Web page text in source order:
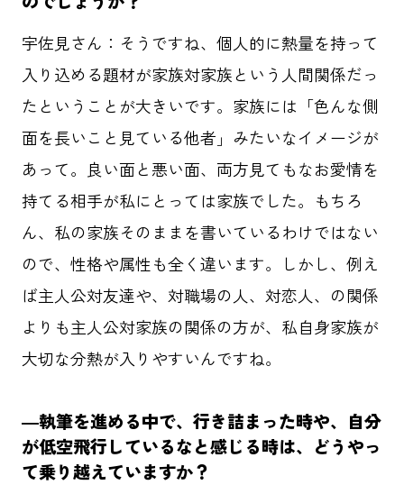
宇佐見さん：そうですね、個人的に熱量を持って
入り込める題材が家族対家族という人間関係だっ
たということが大きいです。家族には「色んな側
面を長いこと見ている他者」みたいなイメージが
あって。良い面と悪い面、両方見てもなお愛情を
持てる相手が私にとっては家族でした。もちろ
ん、私の家族そのままを書いているわけではない
ので、性格や属性も全く違います。しかし、例え
ば主人公対友達や、対職場の人、対恋人、の関係
よりも主人公対家族の関係の方が、私自身家族が
大切な分熱が入りやすいんですね。
―執筆を進める中で、行き詰まった時や、自分
が低空飛行しているなと感じる時は、どうやっ
て乗り越えていますか？